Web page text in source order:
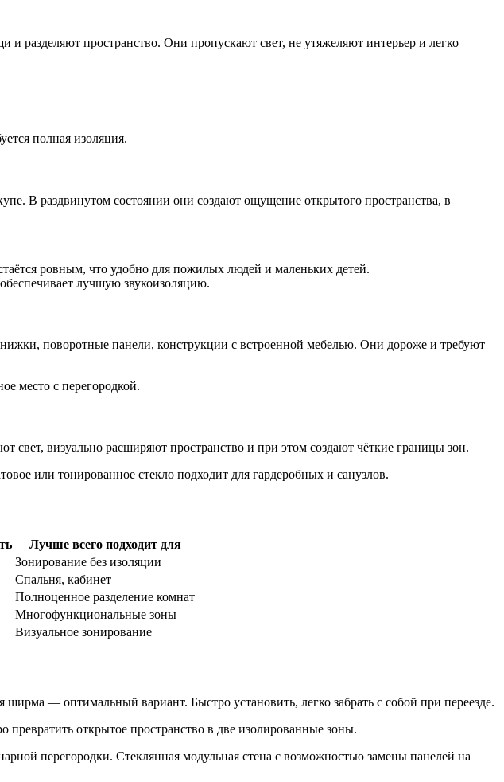
разделяют пространство. Они пропускают свет, не утяжеляют интерьер и легко
полная изоляция.
В раздвинутом состоянии они создают ощущение открытого пространства, в
ровным, что удобно для пожилых людей и маленьких детей.
лучшую звукоизоляцию.
поворотные панели, конструкции с встроенной мебелью. Они дороже и требуют
место с перегородкой.
визуально расширяют пространство и при этом создают чёткие границы зон.
или тонированное стекло подходит для гардеробных и санузлов.
Лучше всего подходит для
Зонирование без изоляции
Спальня, кабинет
Полноценное разделение комнат
Многофункциональные зоны
Визуальное зонирование
ширма — оптимальный вариант. Быстро установить, легко забрать с собой при переезде.
открытое пространство в две изолированные зоны.
перегородки. Стеклянная модульная стена с возможностью замены панелей на